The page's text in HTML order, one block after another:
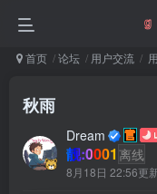
首页 论坛 用户交流
秋雨
Dream
靓:0001 离线
8月18日 22:56更